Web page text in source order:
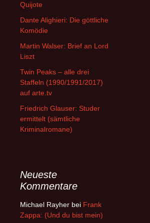
Quijote
Dante Alighieri: Die göttliche
Komödie
Martin Walser: Brief an Lord
Liszt
Twin Peaks – alle drei
Staffeln (1990/1991/2017)
auf arte.tv
Friedrich Glauser: Studer
ermittelt (sämtliche
Kriminalromane)
Neueste
Kommentare
Michael Rayher bei Frank
Zappa: (Und du bist mein)